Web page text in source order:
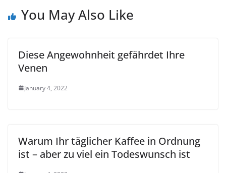
You May Also Like
Diese Angewohnheit gefährdet Ihre
Venen
January 4, 2022
Warum Ihr täglicher Kaffee in Ordnung
ist – aber zu viel ein Todeswunsch ist